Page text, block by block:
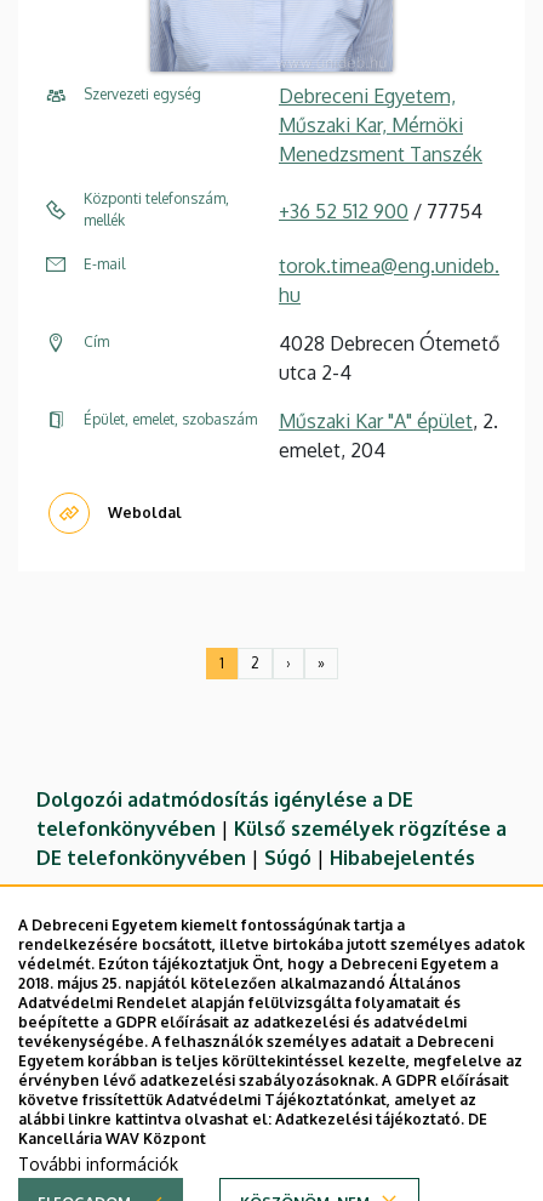
Szervezeti egység
Debreceni Egyetem,
Műszaki Kar, Mérnöki
Menedzsment Tanszék
Központi telefonszám,
mellék
+36 52 512 900 / 77754
E-mail
torok.timea@eng.unideb.
hu
Cím
4028 Debrecen Ótemető
utca 2-4
Épület, emelet, szobaszám Műszaki Kar "A" épület, 2.
emelet, 204
Weboldal
Jelenlegi
1
Oldal
2
Következő
›
Utolsó
»
Dolgozói adatmódosítás igénylése a DE
telefonkönyvében | Külső személyek rögzítése a
DE telefonkönyvében | Súgó | Hibabejelentés
Adatvédelem
Adatvédelem
A Debreceni Egyetem kiemelt fontosságúnak tartja a
rendelkezésére bocsátott, illetve birtokába jutott személyes adatok
védelmét. Ezúton tájékoztatjuk Önt, hogy a Debreceni Egyetem a
2018. május 25. napjától kötelezően alkalmazandó Általános
Adatvédelmi Rendelet alapján felülvizsgálta folyamatait és
beépítette a GDPR előírásait az adatkezelési és adatvédelmi
tevékenységébe. A felhasználók személyes adatait a Debreceni
Egyetem korábban is teljes körültekintéssel kezelte, megfelelve az
érvényben lévő adatkezelési szabályozásoknak. A GDPR előírásait
követve frissítettük Adatvédelmi Tájékoztatónkat, amelyet az
alábbi linkre kattintva olvashat el: Adatkezelési tájékoztató. DE
Kancellária WAV Központ
További információk